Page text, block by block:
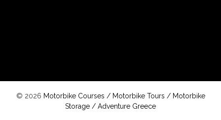
© 2026 Motorbike Courses / Motorbike Tours / Motorbike
Storage / Adventure Greece